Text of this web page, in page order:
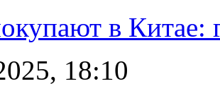
в Китае:
18:10